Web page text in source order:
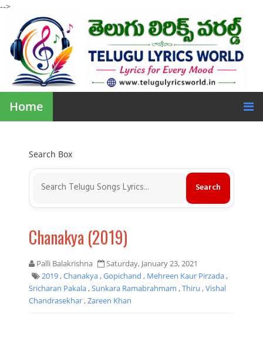
-->
Home
Search Box
Chanakya (2019)
Palli Balakrishna
Saturday, January 23, 2021
2019,Chanakya,Gopichand , Mehreen Kaur Pirzada,
Sricharan Pakala,Sunkara Ramabrahmam ,Thiru ,Vishal
Chandrasekhar,Zareen Khan